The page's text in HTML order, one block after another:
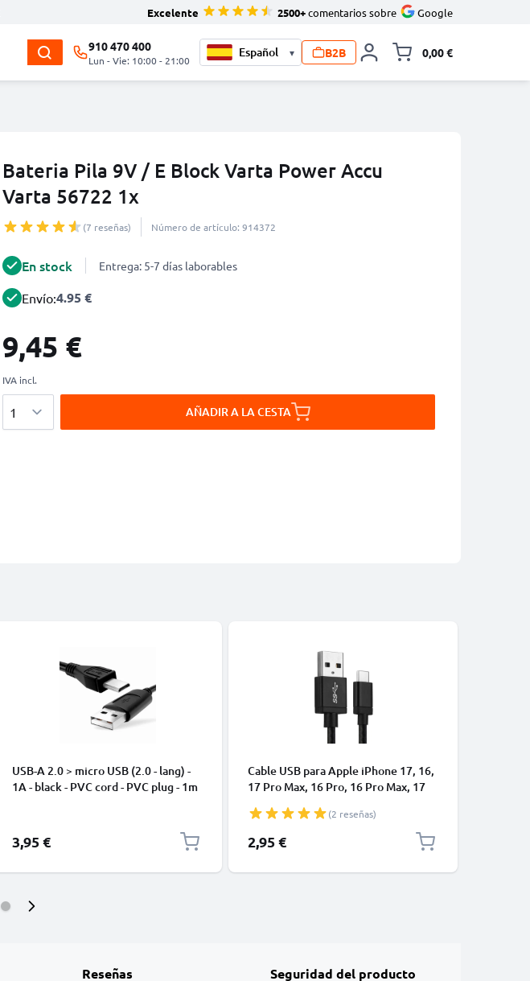
Excelente 2500+comentarios sobre Google
910 470 400
Lun - Vie: 10:00 - 21:00
▾ B2B 0,00 €
Bateria Pila 9V / E Block Varta Power Accu
Varta 56722 1x
(7 reseñas) Número de artículo: 914372
En stock Entrega: 5-7 días laborables
Envío:4.95 €
9,45 €
IVA incl.
AÑADIR A LA CESTA
USB-A 2.0 > micro USB (2.0 - lang) -
1A - black - PVC cord - PVC plug - 1m
3,95 €
Cable USB para Apple iPhone 17, 16,
17 Pro Max, 16 Pro, 16 Pro Max, 17
S25 Ultra, S25 Google Pixel 10, 9a,
10 Pro, 10 Pro XL Xiaomi 15 Ultra,
Redmi Note 14 Pro+, Note 14 Pro,
(2 reseñas)
2,95 €
Reseñas Seguridad del producto